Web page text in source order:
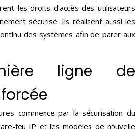
les droits d’accès des utilisateurs
sécurisé. Ils réalisent aussi les
des systèmes afin de parer aux
ligne de
commence par la sécurisation du
feu IP et les modèles de nouvelle